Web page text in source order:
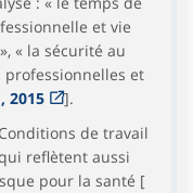
et vie
« la sécurité au
professionnelles et
2015
].
de travail
reflètent aussi
pour la santé [